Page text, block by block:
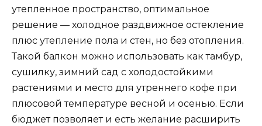
утепленное пространство, оптимальное
решение — холодное раздвижное остекление
плюс утепление пола и стен, но без отопления.
Такой балкон можно использовать как тамбур,
сушилку, зимний сад с холодостойкими
растениями и место для утреннего кофе при
плюсовой температуре весной и осенью. Если
бюджет позволяет и есть желание расширить